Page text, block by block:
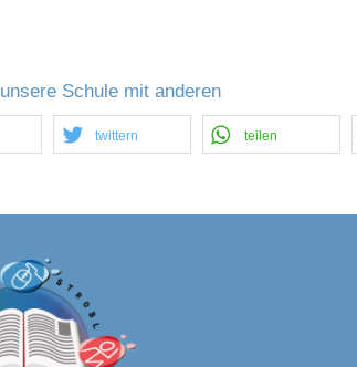
Schule mit anderen
twittern teilen